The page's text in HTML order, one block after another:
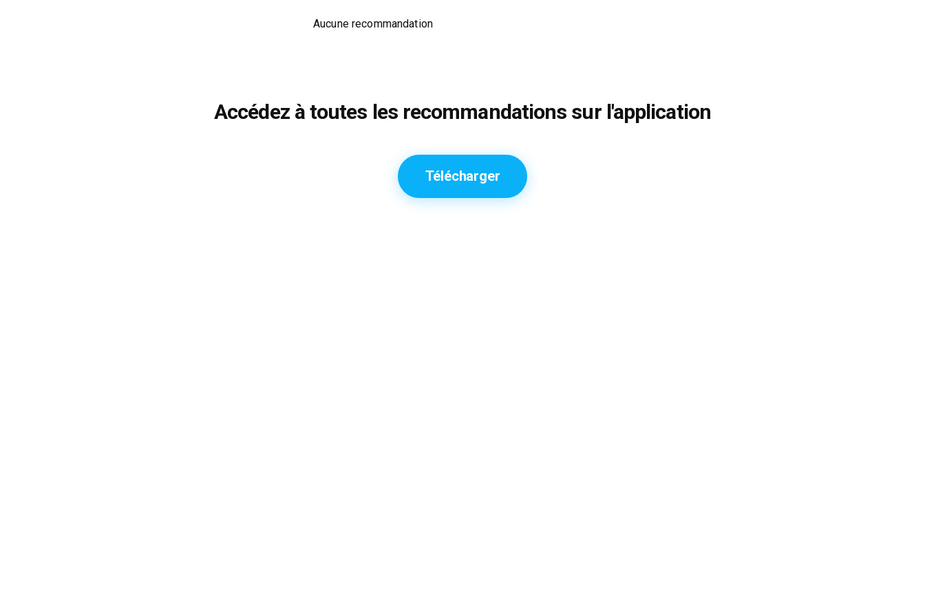
Aucune recommandation
Accédez à toutes les recommandations sur l'application
Télécharger